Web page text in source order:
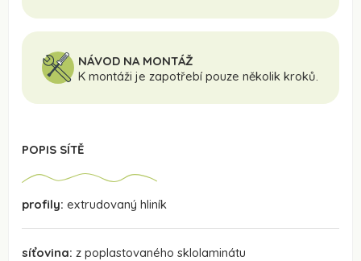
NÁVOD NA MONTÁŽ
K montáži je zapotřebí pouze několik kroků.
POPIS SÍTĚ
profily: extrudovaný hliník
síťovina: z poplastovaného sklolaminátu